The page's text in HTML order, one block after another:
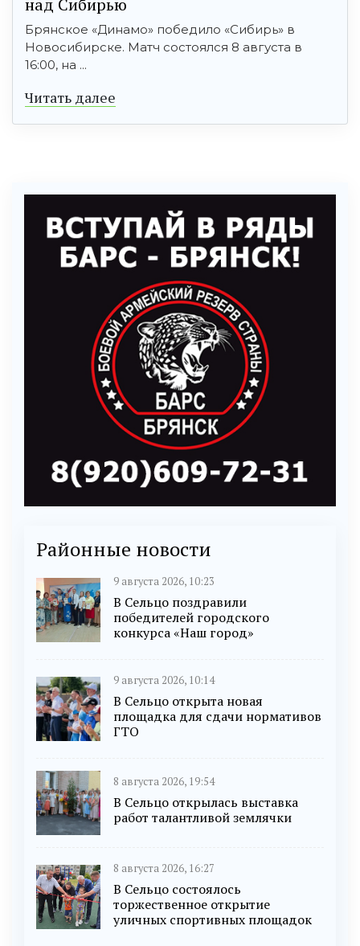
Брянское «Динамо» победило «Сибирь» в
Новосибирске. Матч состоялся 8 августа в
16:00, на ...
Читать далее
Районные новости
9 августа 2026, 10:23
В Сельцо поздравили
победителей городского
конкурса «Наш город»
9 августа 2026, 10:14
В Сельцо открыта новая
площадка для сдачи нормативов
ГТО
8 августа 2026, 19:54
В Сельцо открылась выставка
работ талантливой землячки
8 августа 2026, 16:27
В Сельцо состоялось
торжественное открытие
уличных спортивных площадок